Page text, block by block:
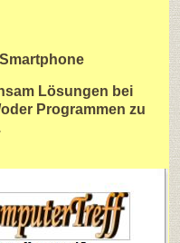
Lösungen bei
Programmen zu